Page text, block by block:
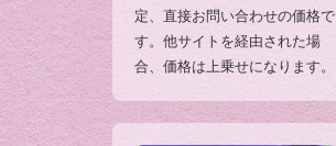
定、直接お問い合わせの価格で
す。他サイトを経由された場
合、価格は上乗せになります。